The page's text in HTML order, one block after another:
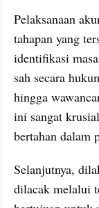
Pelaksanaan
tahapan yang
identifikasi
sah secara
hingga
ini sangat
bertahan dalam
Selanjutnya,
dilacak melalui